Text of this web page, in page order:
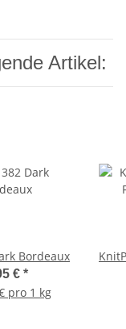
Artikel:
Bordeaux
€ *
pro 1 kg